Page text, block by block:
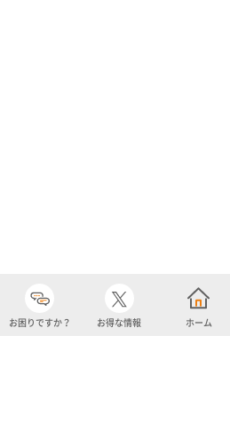
お困りですか？ お得な情報 ホーム